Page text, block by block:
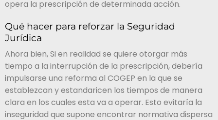
opera la prescripción de determinada acción.
Qué hacer para reforzar la Seguridad
Jurídica
Ahora bien, Si en realidad se quiere otorgar más
tiempo a la interrupción de la prescripción, debería
impulsarse una reforma al COGEP en la que se
establezcan y estandaricen los tiempos de manera
clara en los cuales esta va a operar. Esto evitaría la
inseguridad que supone encontrar normativa dispersa